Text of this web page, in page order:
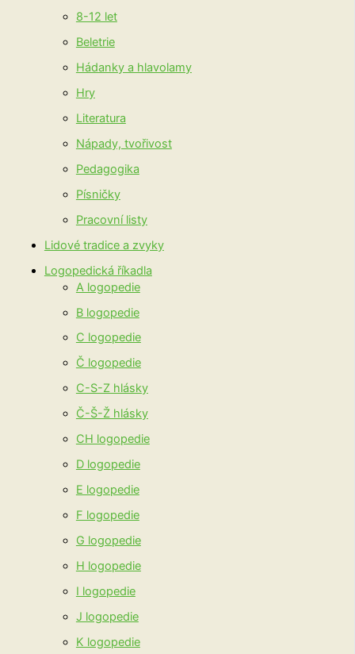
8-12 let
Beletrie
Hádanky a hlavolamy
Hry
Literatura
Nápady, tvořivost
Pedagogika
Písničky
Pracovní listy
Lidové tradice a zvyky
Logopedická říkadla
A logopedie
B logopedie
C logopedie
Č logopedie
C-S-Z hlásky
Č-Š-Ž hlásky
CH logopedie
D logopedie
E logopedie
F logopedie
G logopedie
H logopedie
I logopedie
J logopedie
K logopedie